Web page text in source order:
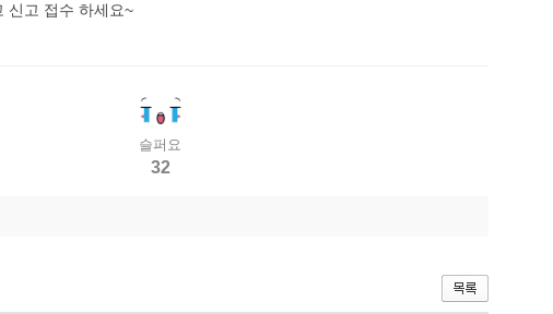
신고 접수 하세요~
슬퍼요
32